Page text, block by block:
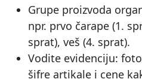
Grupe proizvoda
npr. prvo čarape (1.
sprat), veš (4. sprat).
Vodite evidenciju:
šifre artikale i cene